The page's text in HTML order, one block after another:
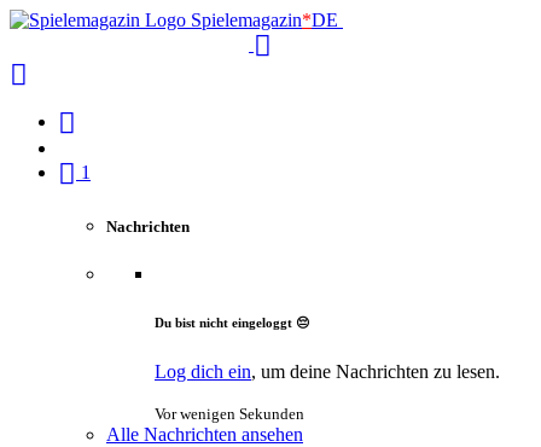
Spielemagazin*DE
1
Nachrichten
Du bist nicht eingeloggt 😔
Log dich ein, um deine Nachrichten zu lesen.
Vor wenigen Sekunden
Alle Nachrichten ansehen